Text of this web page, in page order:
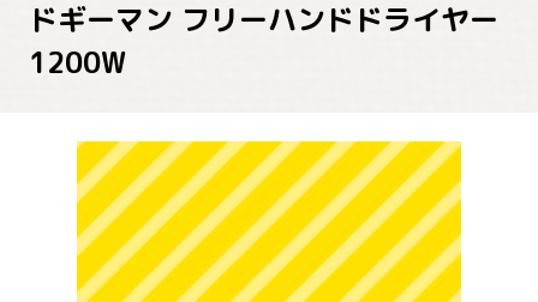
ドギーマン フリーハンドドライヤー
1200W